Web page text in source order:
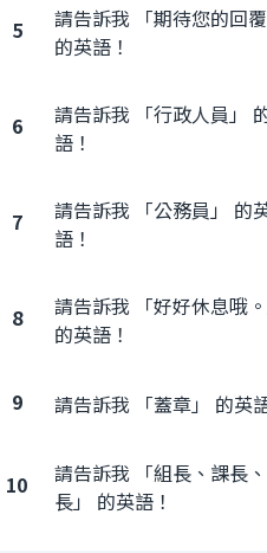
5
請告訴我 「期待您的回覆
的英語！
6
請告訴我 「行政人員」
語！
7
請告訴我 「公務員」 的
語！
8
請告訴我 「好好休息哦。
的英語！
9 請告訴我 「蓋章」 的英
10
請告訴我 「組長、課長
長」 的英語！